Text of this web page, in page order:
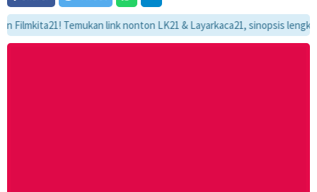
Temukan link nonton LK21 & Layarkaca21, sinopsis